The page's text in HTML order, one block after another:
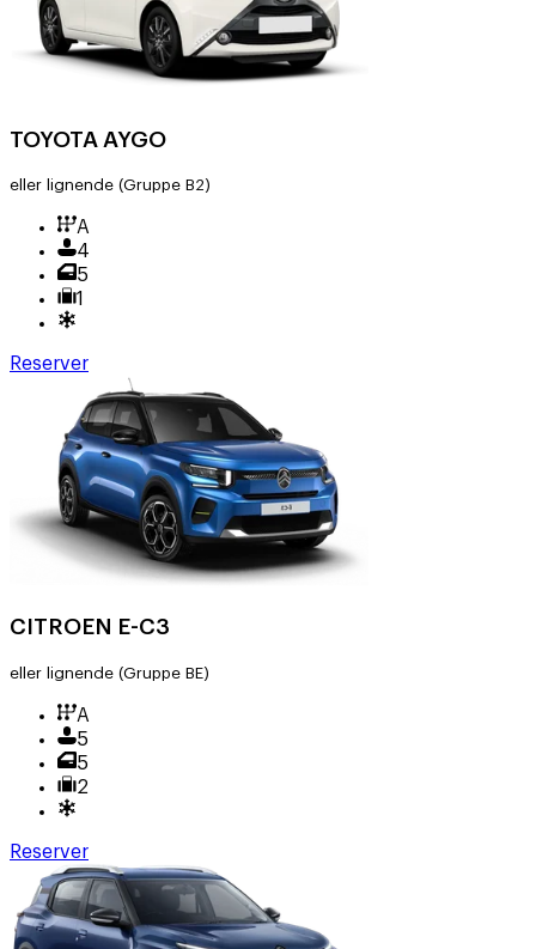
TOYOTA AYGO
eller lignende (Gruppe B2)
A
4
5
1
Reserver
CITROEN E-C3
eller lignende (Gruppe BE)
A
5
5
2
Reserver